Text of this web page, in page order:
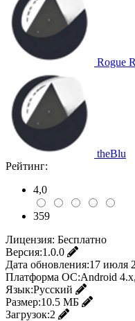
Rogue
theBlu
Рейтинг:
4,0
359
Лицензия: Бесплатно
Версия:1.0.0
Дата обновления:17 июля
Платформа ОС:Android
Язык:Русский
Размер:10.5 МБ
Загрузок:2